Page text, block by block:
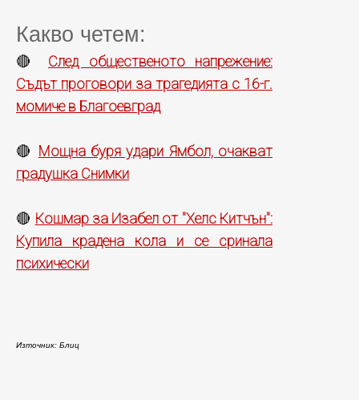
Какво четем:
🔴 След общественото напрежение:
Съдът проговори за трагедията с 16-г.
момиче в Благоевград
🔴 Мощна буря удари Ямбол, очакват
градушка Снимки
🔴 Кошмар за Изабел от "Хелс Китчън":
Купила крадена кола и се сринала
психически
Източник: Блиц